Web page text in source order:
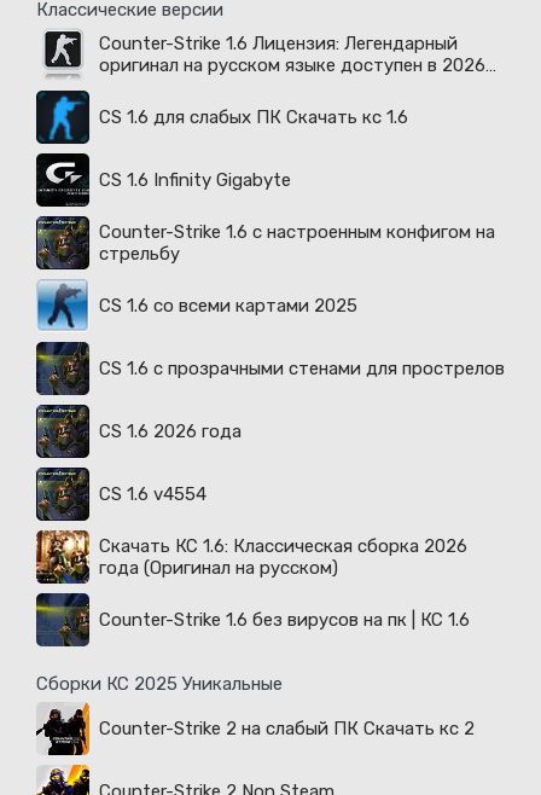
Классические версии
Counter-Strike 1.6 Лицензия: Легендарный
оригинал на русском языке доступен в 2026
CS 1.6 для слабых ПК Скачать кс 1.6
CS 1.6 Infinity Gigabyte
Counter-Strike 1.6 с настроенным конфигом на
стрельбу
CS 1.6 со всеми картами 2025
CS 1.6 с прозрачными стенами для прострелов
CS 1.6 2026 года
CS 1.6 v4554
Скачать КС 1.6: Классическая сборка 2026
года (Оригинал на русском)
Counter-Strike 1.6 без вирусов на пк | КС 1.6
Сборки КС 2025 Уникальные
Counter-Strike 2 на слабый ПК Скачать кс 2